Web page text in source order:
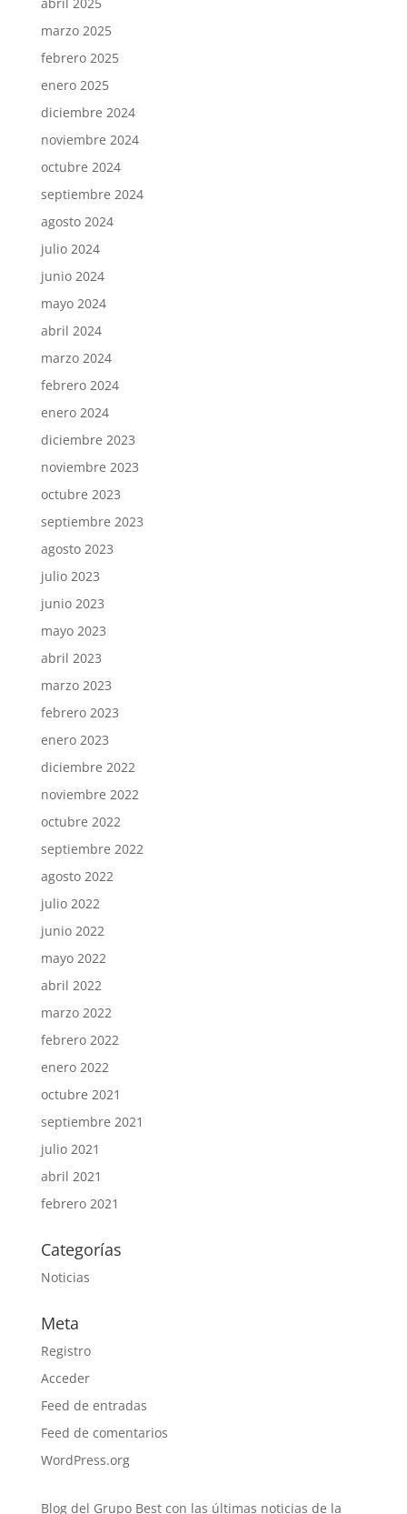
marzo 2025
febrero 2025
enero 2025
diciembre 2024
noviembre 2024
octubre 2024
septiembre 2024
agosto 2024
julio 2024
junio 2024
mayo 2024
abril 2024
marzo 2024
febrero 2024
enero 2024
diciembre 2023
noviembre 2023
octubre 2023
septiembre 2023
agosto 2023
julio 2023
junio 2023
mayo 2023
abril 2023
marzo 2023
febrero 2023
enero 2023
diciembre 2022
noviembre 2022
octubre 2022
septiembre 2022
agosto 2022
julio 2022
junio 2022
mayo 2022
abril 2022
marzo 2022
febrero 2022
enero 2022
octubre 2021
septiembre 2021
julio 2021
abril 2021
febrero 2021
Categorías
Noticias
Meta
Registro
Acceder
Feed de entradas
Feed de comentarios
WordPress.org
Blog del Grupo Best con las últimas noticias de la